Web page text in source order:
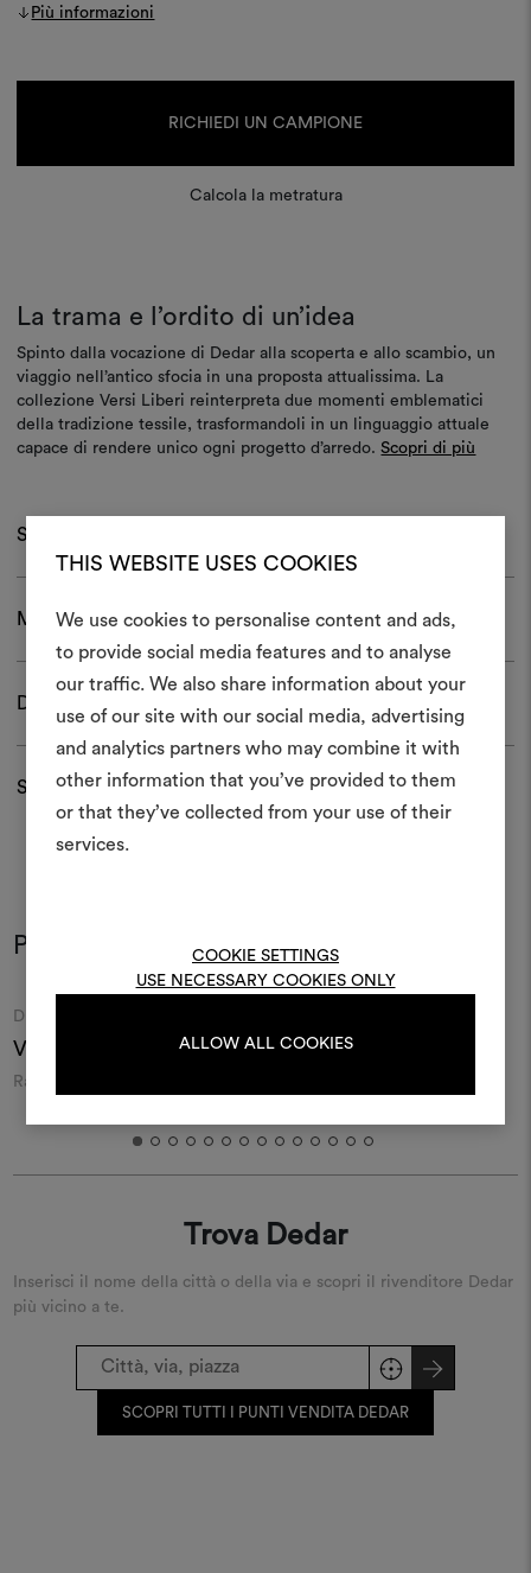
THIS WEBSITE USES COOKIES
We use cookies to personalise content and ads,
to provide social media features and to analyse
our traffic. We also share information about your
use of our site with our social media, advertising
and analytics partners who may combine it with
other information that you’ve provided to them
or that they’ve collected from your use of their
services.
COOKIE SETTINGS
USE NECESSARY COOKIES ONLY
ALLOW ALL COOKIES
Più informazioni
RICHIEDI UN CAMPIONE
Calcola la metratura
La trama e l’ordito di un’idea
Spinto dalla vocazione di Dedar alla scoperta e allo scambio, un
viaggio nell’antico sfocia in una proposta attualissima. La
collezione Versi Liberi reinterpreta due momenti emblematici
della tradizione tessile, trasformandoli in un linguaggio attuale
capace di rendere unico ogni progetto d’arredo.Scopri di più
Specifiche
Manutenzione e confezionamento
Download
Spedizioni e resi
Potrebbe interessarti anche
DEDAR
VLL6 001
Raso e bouclé di lana con
VLL2 001
Trova Dedar
Inserisci il nome della città o della via e scopri il rivenditore Dedar
più vicino a te.
SCOPRI TUTTI I PUNTI VENDITA DEDAR
Crea
Uno strumento interattivo
e condividere le tue idee,
REGISTRATI